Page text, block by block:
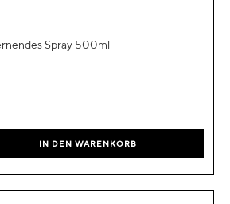
Spray 500ml
IN DEN WARENKORB